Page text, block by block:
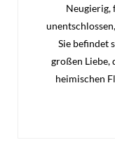
Neugierig,
Sie befindet
großen Liebe,
heimischen